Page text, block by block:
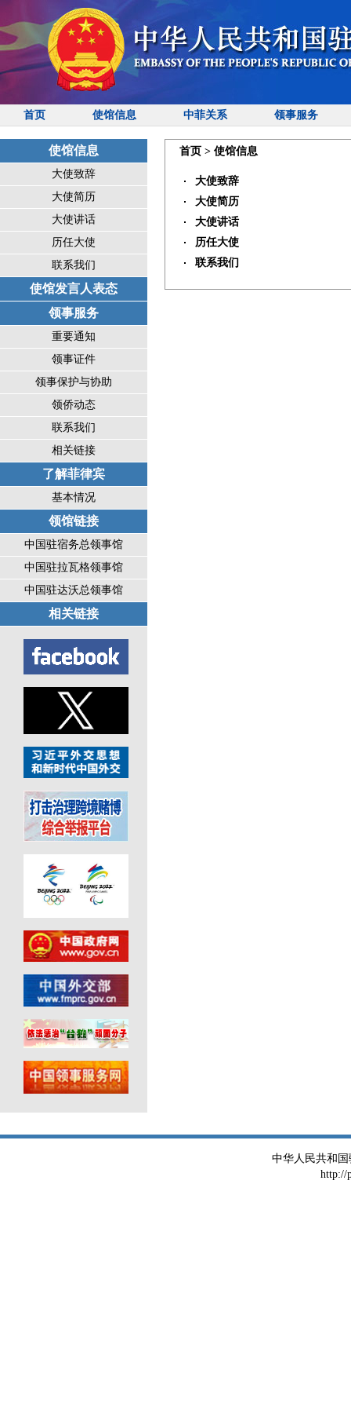
首页 使馆信息 中菲关系 领事服务
使馆信息
大使致辞
大使简历
大使讲话
历任大使
联系我们
使馆发言人表态
领事服务
重要通知
领事证件
领事保护与协助
领侨动态
联系我们
相关链接
了解菲律宾
基本情况
领馆链接
中国驻宿务总领事馆
中国驻拉瓦格领事馆
中国驻达沃总领事馆
相关链接
首页 > 使馆信息
大使致辞
大使简历
大使讲话
历任大使
联系我们
中华人民共和
http://